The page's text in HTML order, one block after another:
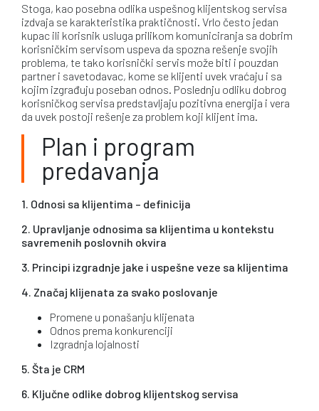
Stoga, kao posebna odlika uspešnog klijentskog servisa
izdvaja se karakteristika praktičnosti. Vrlo često jedan
kupac ili korisnik usluga prilikom komuniciranja sa dobrim
korisničkim servisom uspeva da spozna rešenje svojih
problema, te tako korisnički servis može biti i pouzdan
partner i savetodavac, kome se klijenti uvek vraćaju i sa
kojim izgrađuju poseban odnos. Poslednju odliku dobrog
korisničkog servisa predstavljaju pozitivna energija i vera
da uvek postoji rešenje za problem koji klijent ima.
Plan i program
predavanja
1. Odnosi sa klijentima – definicija
2. Upravljanje odnosima sa klijentima u kontekstu
savremenih poslovnih okvira
3. Principi izgradnje jake i uspešne veze sa klijentima
4. Značaj klijenata za svako poslovanje
Promene u ponašanju klijenata
Odnos prema konkurenciji
Izgradnja lojalnosti
5. Šta je CRM
6. Ključne odlike dobrog klijentskog servisa